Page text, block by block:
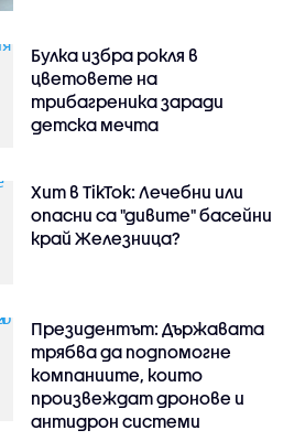
Булка избра рокля в
цветовете на
трибагреника заради
детска мечта
Хит в TikTok: Лечебни или
опасни са "дивите" басейни
край Железница?
Президентът: Държавата
трябва да подпомогне
компаниите, които
произвеждат дронове и
антидрон системи